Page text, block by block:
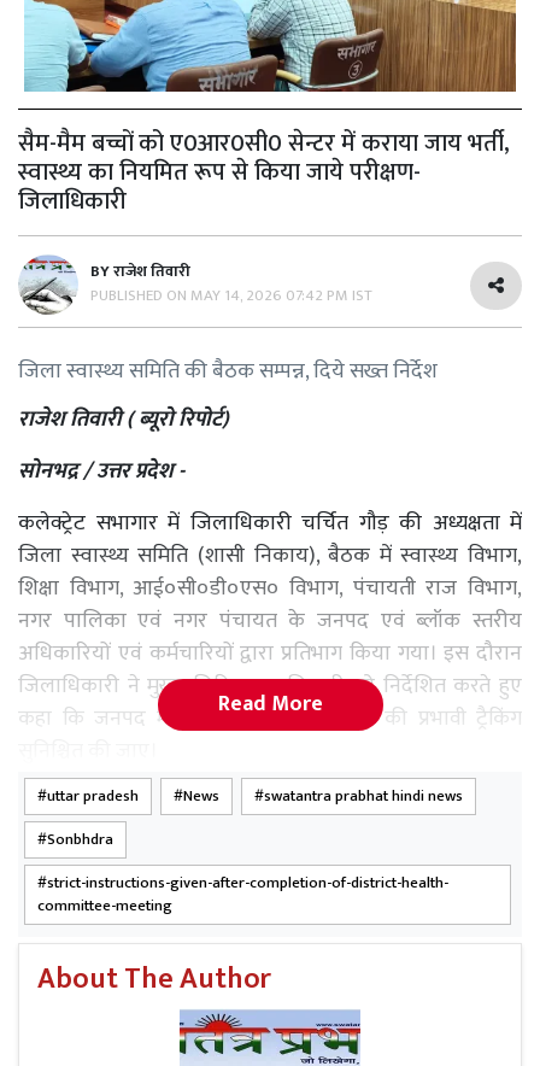
सैम-मैम बच्चों को ए0आर0सी0 सेन्टर में कराया जाय भर्ती,
स्वास्थ्य का नियमित रूप से किया जाये परीक्षण-
जिलाधिकारी
BYराजेश तिवारी
PUBLISHED ON MAY 14, 2026 07:42 PM IST
जिला स्वास्थ्य समिति की बैठक सम्पन्न, दिये सख्त निर्देश
राजेश तिवारी ( ब्यूरो रिपोर्ट)
सोनभद्र / उत्तर प्रदेश -
कलेक्ट्रेट सभागार में जिलाधिकारी चर्चित गौड़ की अध्यक्षता में
जिला स्वास्थ्य समिति (शासी निकाय), बैठक में स्वास्थ्य विभाग,
शिक्षा विभाग, आई०सी०डी०एस० विभाग, पंचायती राज विभाग,
नगर पालिका एवं नगर पंचायत के जनपद एवं ब्लॉक स्तरीय
अधिकारियों एवं कर्मचारियों द्वारा प्रतिभाग किया गया। इस दौरान
जिलाधिकारी ने मुख्य चिकित्सा अधिकारी को निर्देशित करते हुए
कहा कि जनपद में होने वाली सभी डिलीवरी की प्रभावी ट्रैकिंग
Read More
uttar pradesh News
swatantra prabhat hindi news
Sonbhdra
strict-instructions-given-after-completion-of-district-health-
committee-meeting
About The Author